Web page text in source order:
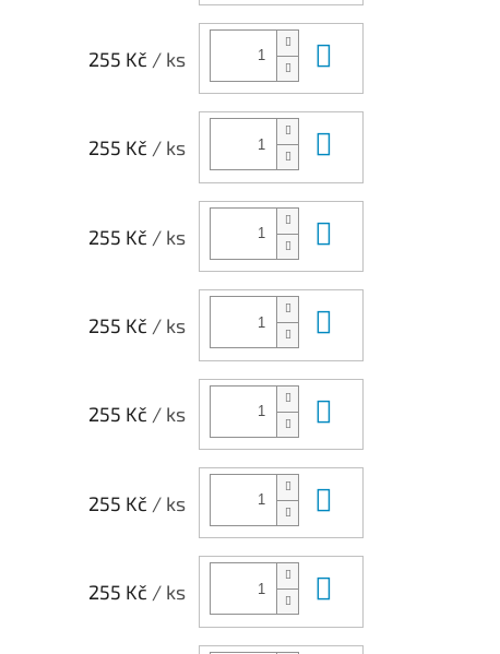
255 Kč / ks
255 Kč / ks
255 Kč / ks
255 Kč / ks
255 Kč / ks
255 Kč / ks
255 Kč / ks